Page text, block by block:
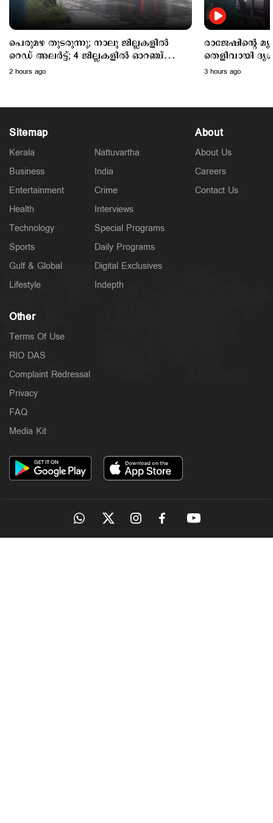
Latest
ദൃശ്യങ്ങൾ പുറത്ത്
3 hours ago
Latest
കുമരകത്ത് വെള്ളക്കെട്ട്; ആശുപത്രിയിലെത്താൻ
4 hours ago
പെരുമഴ തുടരുന്നു; നാലു ജില്ലകളില്‍
റെഡ് അലര്‍ട്ട്; 4 ജില്ലകളില്‍ ഓറഞ്ച്
അലര്‍ട്ട്
2 hours ago
രാജേഷിന്റെ
തെളിവായി
3 hours ago
Sitemap
Kerala
Business
Entertainment
Health
Technology
Sports
Gulf & Global
Lifestyle
Nattuvartha
India
Crime
Interviews
Special Programs
Daily Programs
Digital Exclusives
Indepth
About
About Us
Careers
Contact Us
Other
Terms Of Use
RIO DAS
Complaint Redressal
Privacy
FAQ
Media Kit